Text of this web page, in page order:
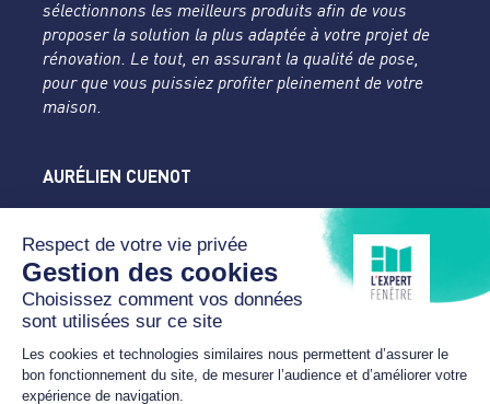
sélectionnons les meilleurs produits afin de vous
proposer la solution la plus adaptée à votre projet de
rénovation. Le tout, en assurant la qualité de pose,
pour que vous puissiez profiter pleinement de votre
maison.
AURÉLIEN CUENOT
Doubs
31 rue des Tilleuls
25450 DAMPRICHARD
cuenot.contact@yahoo.com